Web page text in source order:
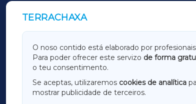
TERRACHAXA
O noso contido está elaborado por
Para poder ofrecer este servizo de forma
o teu consentimento.
Se aceptas, utilizaremos cookies de analítica
mostrar publicidade de terceiros.
OUTROS PERIÓDICOS
GALICIAXA
AMARIÑAXA
OURENSEXA